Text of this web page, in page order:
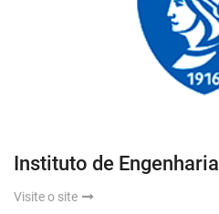
Instituto de Engenharia
Visite o site